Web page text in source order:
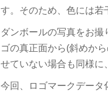
す。そのため、色には若
ダンボールの写真をお
ゴの真正面から(斜めか
せていない場合も同様に
今回、ロゴマークデータ